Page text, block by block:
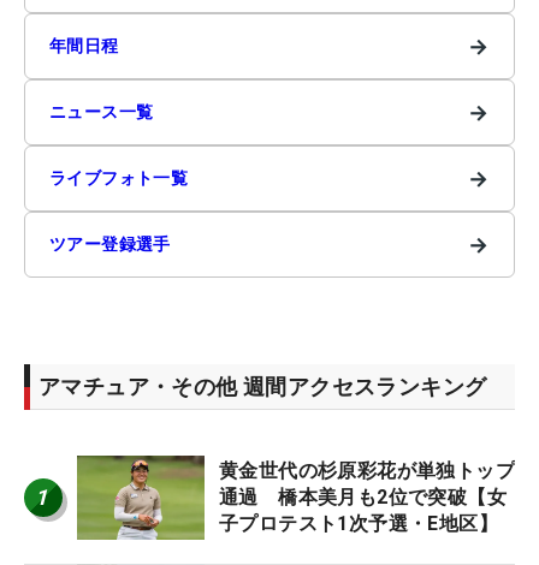
年間日程 →
ニュース一覧 →
ライブフォト一覧 →
ツアー登録選手 →
アマチュア・その他 週間アクセスランキング
1
黄金世代の杉原彩花が単独トップ
通過 橋本美月も2位で突破【女
子プロテスト1次予選・E地区】